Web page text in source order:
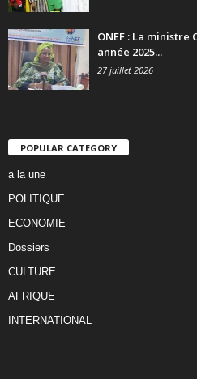
ONEF : La ministre
année 2025...
27 juillet 2026
POPULAR CATEGORY
a la une
POLITIQUE
ECONOMIE
Dossiers
CULTURE
AFRIQUE
INTERNATIONAL